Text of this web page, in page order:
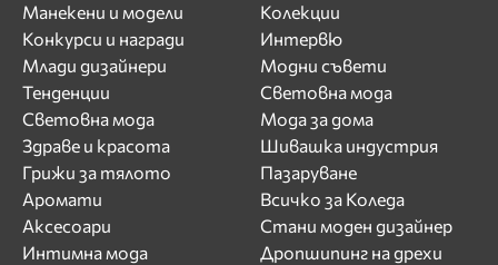
Манекени и модели
Конкурси и награди
Млади дизайнери
Тенденции
Световна мода
Здраве и красота
Грижи за тялото
Аромати
Аксесоари
Интимна мода
Колекции
Интервю
Модни съвети
Световна мода
Мода за дома
Шивашка индустрия
Пазаруване
Всичко за Коледа
Стани моден дизайнер
Дропшипинг на дрехи